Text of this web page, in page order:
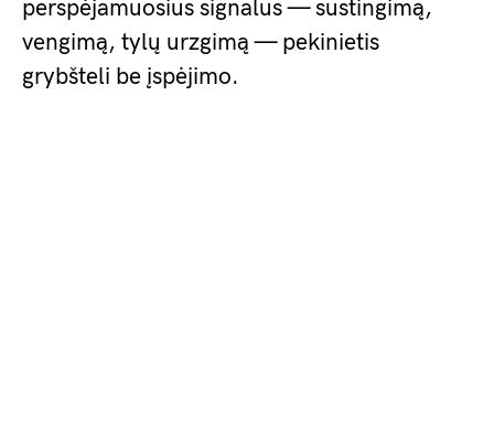
perspėjamuosius signalus — sustingimą,
vengimą, tylų urzgimą — pekinietis
grybšteli be įspėjimo.